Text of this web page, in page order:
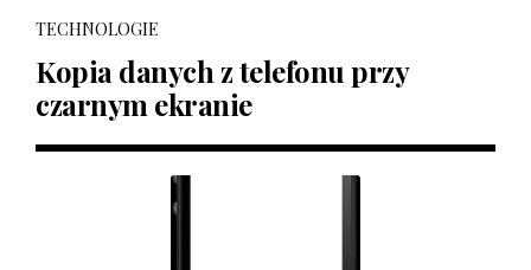
TECHNOLOGIE
Kopia danych z telefonu przy
czarnym ekranie